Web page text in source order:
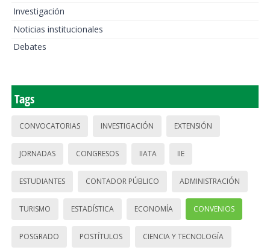
Investigación
Noticias institucionales
Debates
Tags
CONVOCATORIAS INVESTIGACIÓN EXTENSIÓN
JORNADAS CONGRESOS IIATA IIE
ESTUDIANTES CONTADOR PÚBLICO ADMINISTRACIÓN
TURISMO ESTADÍSTICA ECONOMÍA CONVENIOS
POSGRADO POSTÍTULOS CIENCIA Y TECNOLOGÍA